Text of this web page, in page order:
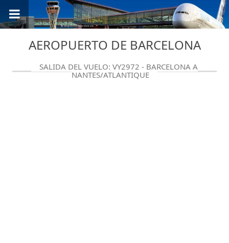
AEROPUERTO DE BARCELONA
SALIDA DEL VUELO: VY2972 - BARCELONA A
NANTES/ATLANTIQUE